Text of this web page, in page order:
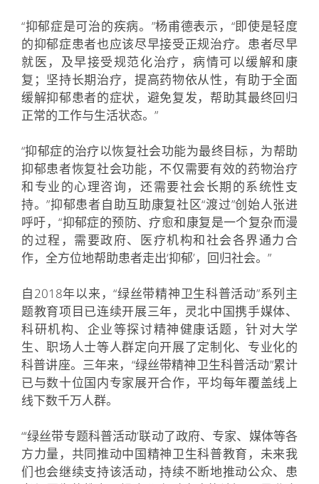
“抑郁症是可治的疾病。”杨甫德表示，“即使是轻度
的抑郁症患者也应该尽早接受正规治疗。患者尽早
就医，及早接受规范化治疗，病情可以缓解和康
复；坚持长期治疗，提高药物依从性，有助于全面
缓解抑郁患者的症状，避免复发，帮助其最终回归
正常的工作与生活状态。”
“抑郁症的治疗以恢复社会功能为最终目标，为帮助
抑郁患者恢复社会功能，不仅需要有效的药物治疗
和专业的心理咨询，还需要社会长期的系统性支
持。”抑郁患者自助互助康复社区“渡过”创始人张进
呼吁，“抑郁症的预防、疗愈和康复是一个复杂而漫
的过程，需要政府、医疗机构和社会各界通力合
作，全方位地帮助患者走出‘抑郁’，回归社会。”
自2018年以来，“绿丝带精神卫生科普活动”系列主
题教育项目已连续开展三年，灵北中国携手媒体、
科研机构、企业等探讨精神健康话题，针对大学
生、职场人士等人群定向开展了定制化、专业化的
科普讲座。三年来，“绿丝带精神卫生科普活动”累计
已与数十位国内专家展开合作，平均每年覆盖线上
线下数千万人群。
“‘绿丝带专题科普活动’联动了政府、专家、媒体等各
方力量，共同推动中国精神卫生科普教育，未来我
们也会继续支持该活动，持续不断地推动公众、患